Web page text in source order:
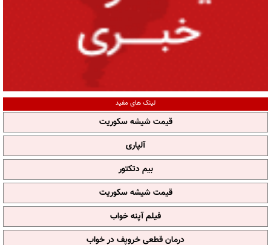
لینک های مفید
قیمت شیشه سکوریت
آلپاری
بیم دتکتور
قیمت شیشه سکوریت
فیلم آپنه خواب
درمان قطعی خروپف در خواب